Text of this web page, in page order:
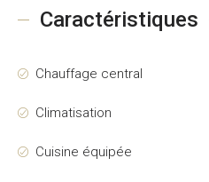
Caractéristiques
Chauffage central
Climatisation
Cuisine équipée